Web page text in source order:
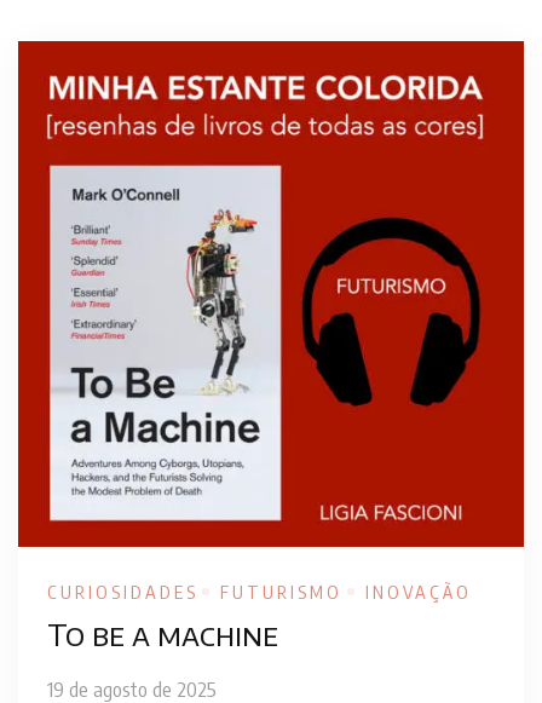
CURIOSIDADES FUTURISMO INOVAÇÃO
To be a machine
19 de agosto de 2025